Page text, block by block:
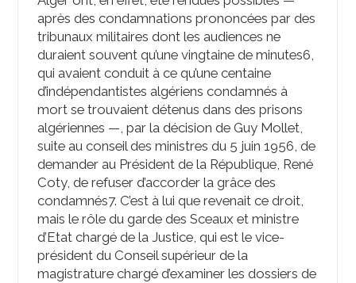
après des condamnations prononcées par des
tribunaux militaires dont les audiences ne
duraient souvent qu’une vingtaine de minutes6,
qui avaient conduit à ce qu’une centaine
d’indépendantistes algériens condamnés à
mort se trouvaient détenus dans des prisons
algériennes —, par la décision de Guy Mollet,
suite au conseil des ministres du 5 juin 1956, de
demander au Président de la République, René
Coty, de refuser d’accorder la grâce des
condamnés7. C’est à lui que revenait ce droit,
mais le rôle du garde des Sceaux et ministre
d’Etat chargé de la Justice, qui est le vice-
président du Conseil supérieur de la
magistrature chargé d’examiner les dossiers de